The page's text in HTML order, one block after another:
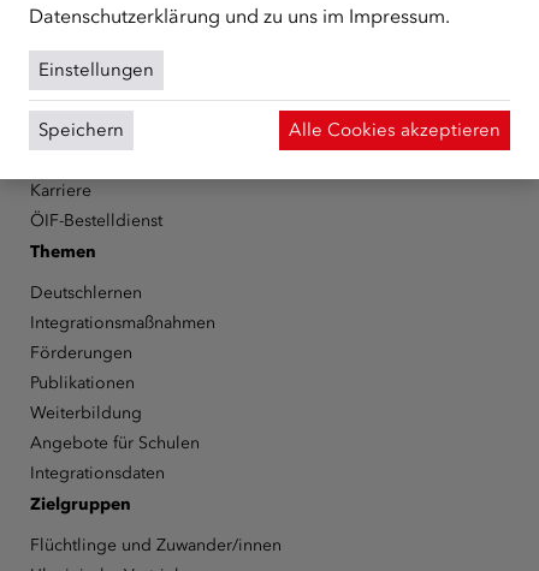
Über den ÖIF
Der Österreichische Integrationsfonds (ÖIF)
Organigramm
Presse
Karriere
ÖIF-Bestelldienst
Themen
Deutschlernen
Integrationsmaßnahmen
Förderungen
Publikationen
Weiterbildung
Angebote für Schulen
Integrationsdaten
Zielgruppen
Flüchtlinge und Zuwander/innen
Datenschutzerklärung und zu uns im Impressum.
Einstellungen
Speichern Alle Cookies akzeptieren